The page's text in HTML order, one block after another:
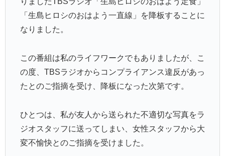
「生島ヒロシのおはよう一直線」を降板することに
なりました。
この番組は私のライフワークでもありましたが、こ
の度、TBSラジオからコンプライアンス違反があっ
たとのご指摘を受け、降板になった次第です。
ひとつは、私が友人から送られた不適切な写真をラ
ジオスタッフに送ってしまい、女性スタッフから大
変不愉快とのご指摘を受けました。